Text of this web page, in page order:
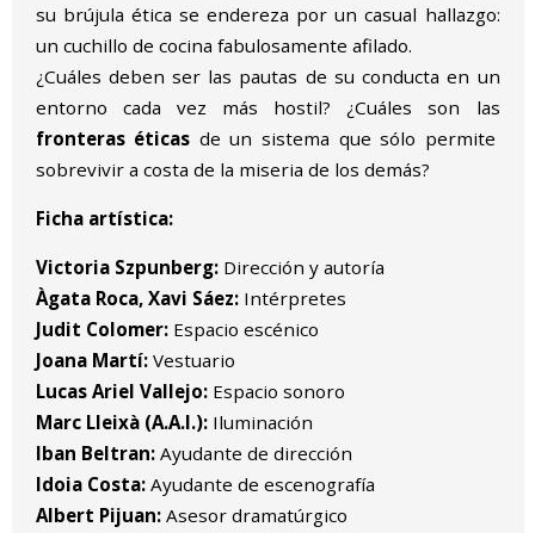
su brújula ética se endereza por un casual hallazgo:
un cuchillo de cocina fabulosamente afilado.
¿Cuáles deben ser las pautas de su conducta en un
entorno cada vez más hostil? ¿Cuáles son las
fronteras éticas de un sistema que sólo permite
sobrevivir a costa de la miseria de los demás?
Ficha artística:
Victoria Szpunberg:Dirección y autoría
Àgata Roca, Xavi Sáez:Intérpretes
Judit Colomer: Espacio escénico
Joana Martí:Vestuario
Lucas Ariel Vallejo:Espacio sonoro
Marc Lleixà (A.A.I.):Iluminación
Iban Beltran:Ayudante de dirección
Idoia Costa:Ayudante de escenografía
Albert Pijuan:Asesor dramatúrgico